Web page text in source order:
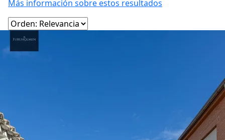
Más información sobre estos resultados